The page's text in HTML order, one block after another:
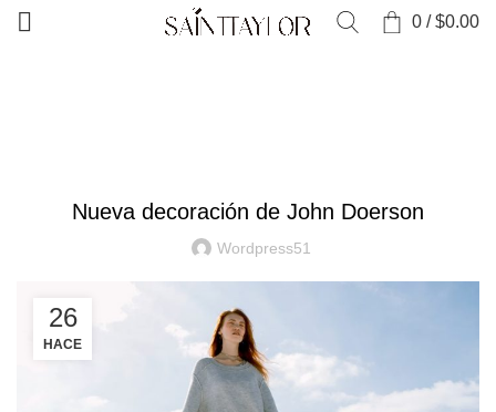
0 / $0.00
Nueva decoración de John Doerson
Wordpress51
26
HACE